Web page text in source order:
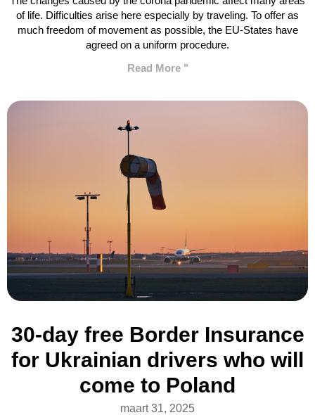
of life. Difficulties arise here especially by traveling. To offer as
much freedom of movement as possible, the EU-States have
agreed on a uniform procedure.
Read More "
30-day free Border Insurance
for Ukrainian drivers who will
come to Poland
maart 31, 2025